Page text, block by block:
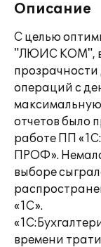
Описание
С целью
"ЛЮИС КОМ", в
прозрачности
операций с
отчетов было
работе ПП
ПРОФ».
выборе
«1С».
времени